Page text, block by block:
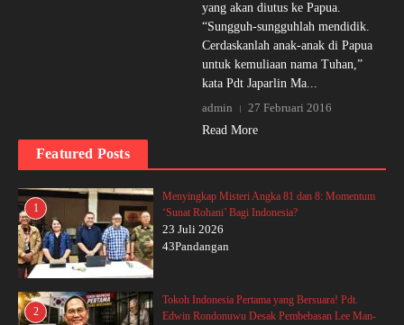
yang akan diutus ke Papua.
“Sungguh-sungguhlah mendidik.
Cerdaskanlah anak-anak di Papua
untuk kemuliaan nama Tuhan,”
kata Pdt Japarlin Ma...
admin
27 Februari 2016
Read More
Featured Posts
1
Menyingkap Misteri Angka 81 dan 8: Momentum
‘Sunat Rohani’ Bagi Indonesia?
23 Juli 2026
43Pandangan
2
Tokoh Indonesia Pertama yang Bersuara! Pdt.
Edwin Rondonuwu Desak Pembebasan Lee Man-